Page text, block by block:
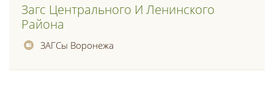
Загс Центрального И Ленинского
Района
ЗАГСы Воронежа